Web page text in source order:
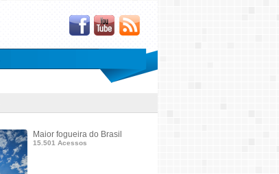
Maior fogueira do Brasil
15.501 Acessos